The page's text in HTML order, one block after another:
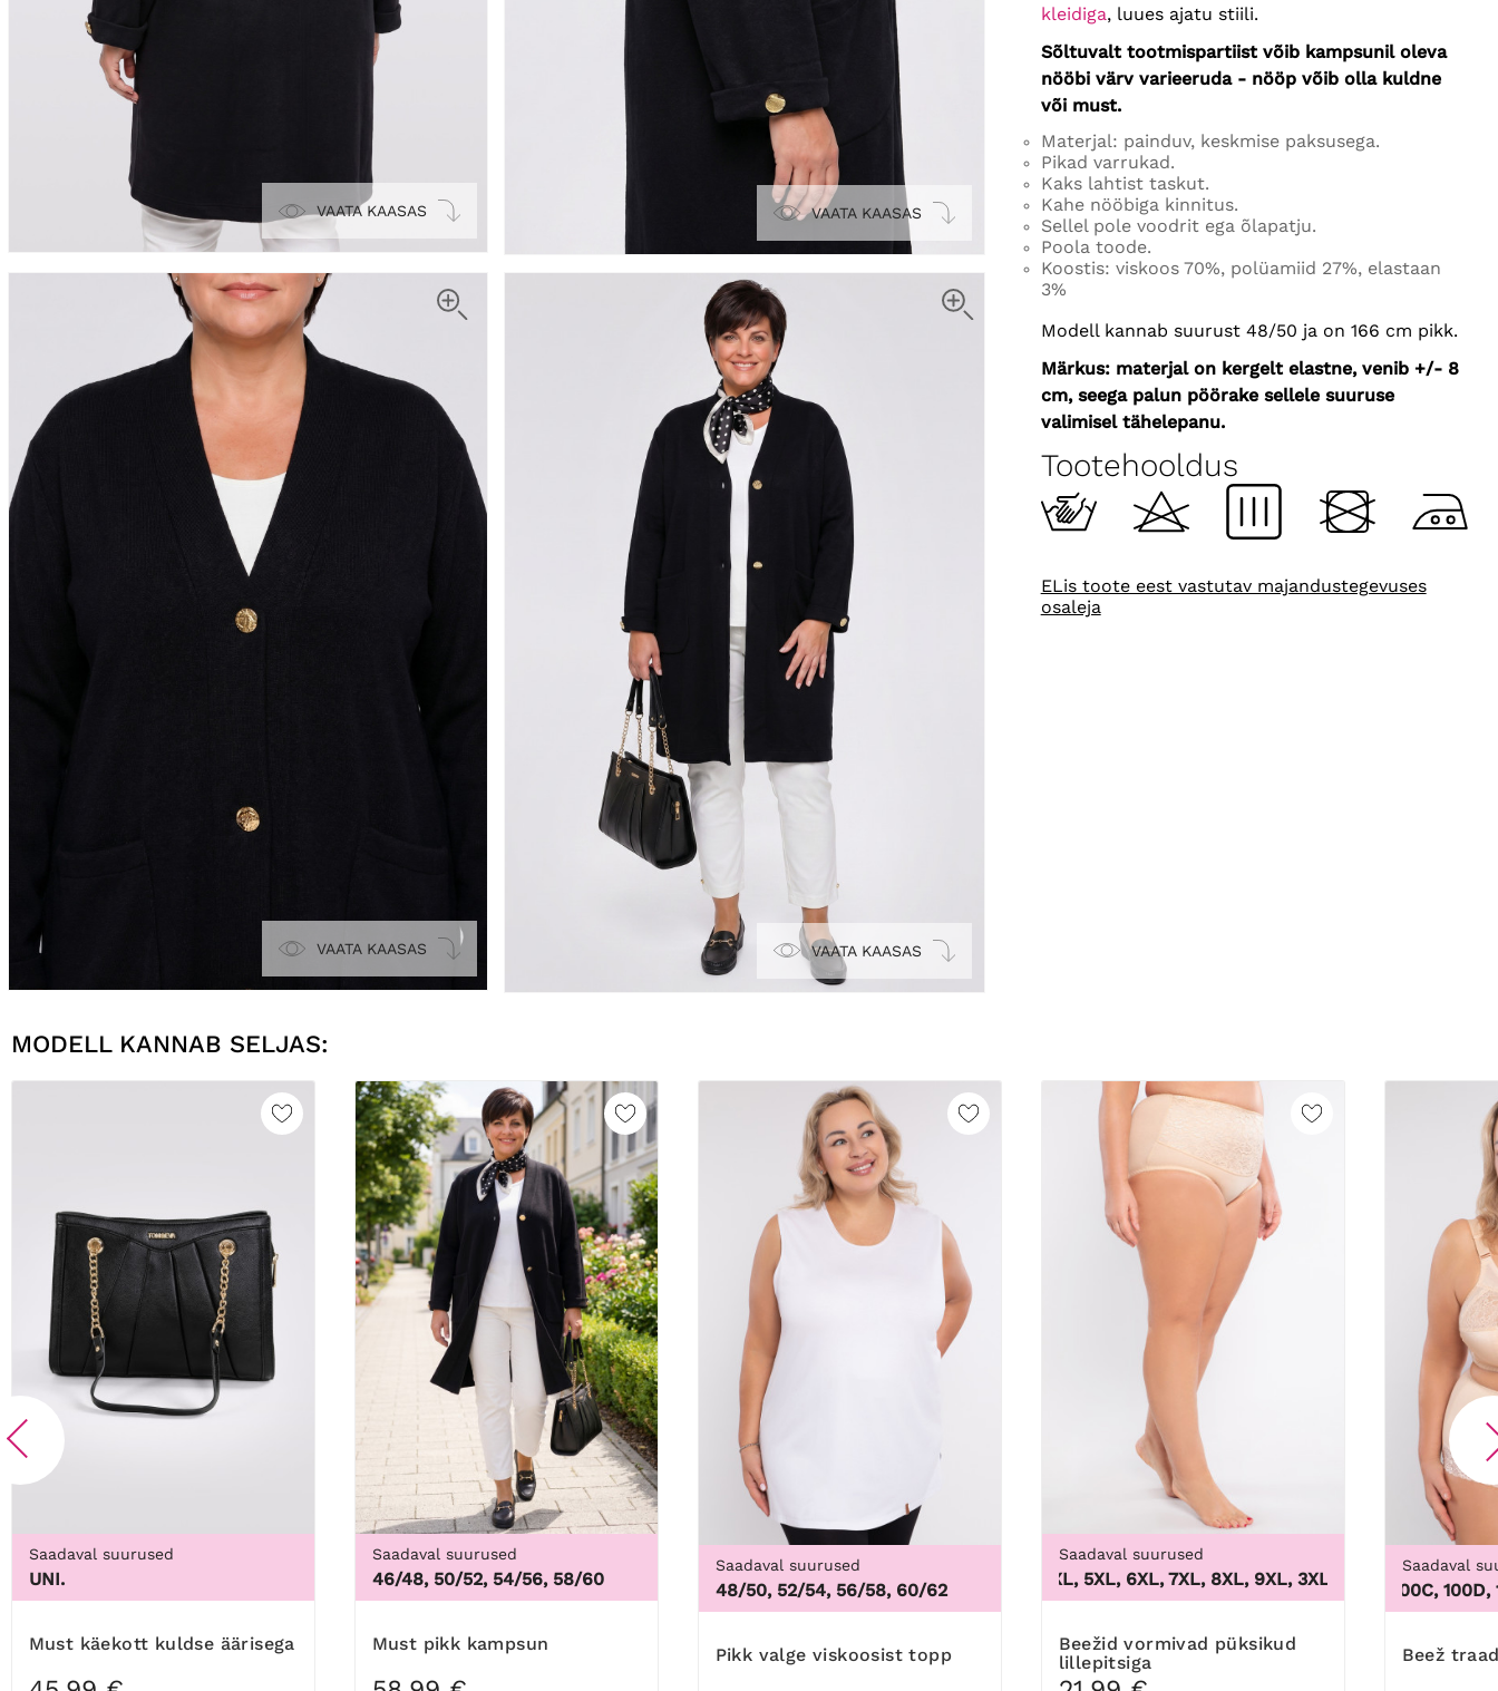
VAATA KAASAS VAATA KAASAS
VAATA KAASAS VAATA KAASAS
kleidiga, luues ajatu stiili.
Sõltuvalt tootmispartiist võib kampsunil oleva
nööbi värv varieeruda - nööp võib olla kuldne
või must.
Materjal: painduv, keskmise paksusega.
Pikad varrukad.
Kaks lahtist taskut.
Kahe nööbiga kinnitus.
Sellel pole voodrit ega õlapatju.
Poola toode.
Koostis: viskoos 70%, polüamiid 27%, elastaan ​​
3%
Modell kannab suurust 48/50 ja on 166 cm pikk.
Märkus: materjal on kergelt elastne, venib +/- 8
cm, seega palun pöörake sellele suuruse
valimisel tähelepanu.
Tootehooldus
ELis toote eest vastutav majandustegevuses
osaleja
MODELL KANNAB SELJAS:
Saadaval suurused
UNI.
Must käekott kuldse äärisega
Saadaval suurused
46/48, 50/52, 54/56, 58/60
Must pikk kampsun
Saadaval suurused
48/50, 52/54, 56/58, 60/62
Pikk valge viskoosist topp
Saadaval suurused
3XL, 4XL, 5XL, 6XL, 7XL, 8XL, 9XL ,3XL, 4XL, 5XL, 6XL, 7XL,
Beežid vormivad püksikud
lillepitsiga
Saadaval
100B, 100C, 100D,
Beež